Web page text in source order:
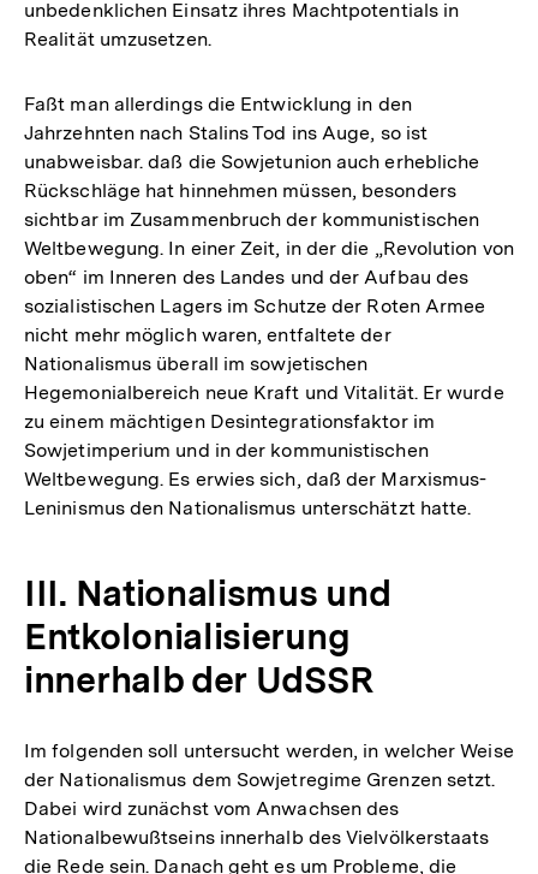
unbedenklichen Einsatz ihres Machtpotentials in
Realität umzusetzen.
Faßt man allerdings die Entwicklung in den
Jahrzehnten nach Stalins Tod ins Auge, so ist
unabweisbar. daß die Sowjetunion auch erhebliche
Rückschläge hat hinnehmen müssen, besonders
sichtbar im Zusammenbruch der kommunistischen
Weltbewegung. In einer Zeit, in der die „Revolution von
oben“ im Inneren des Landes und der Aufbau des
sozialistischen Lagers im Schutze der Roten Armee
nicht mehr möglich waren, entfaltete der
Nationalismus überall im sowjetischen
Hegemonialbereich neue Kraft und Vitalität. Er wurde
zu einem mächtigen Desintegrationsfaktor im
Sowjetimperium und in der kommunistischen
Weltbewegung. Es erwies sich, daß der Marxismus-
Leninismus den Nationalismus unterschätzt hatte.
III. Nationalismus und
Entkolonialisierung
innerhalb der UdSSR
Im folgenden soll untersucht werden, in welcher Weise
der Nationalismus dem Sowjetregime Grenzen setzt.
Dabei wird zunächst vom Anwachsen des
Nationalbewußtseins innerhalb des Vielvölkerstaats
die Rede sein. Danach geht es um Probleme, die